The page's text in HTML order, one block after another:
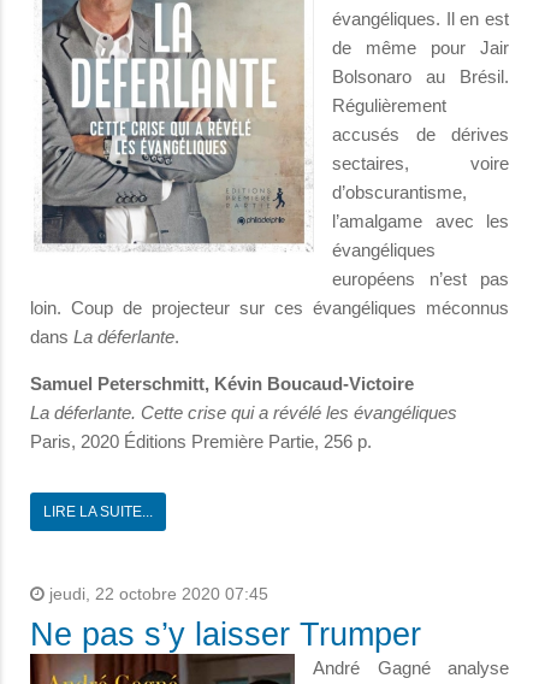
évangéliques. Il en est
de même pour Jair
Bolsonaro au Brésil.
Régulièrement
accusés de dérives
sectaires, voire
d’obscurantisme,
l’amalgame avec les
évangéliques
européens n’est pas
loin. Coup de projecteur sur ces évangéliques méconnus
dans La déferlante.
Samuel Peterschmitt, Kévin Boucaud-Victoire
La déferlante. Cette crise qui a révélé les évangéliques
Paris, 2020 Éditions Première Partie, 256 p.
LIRE LA SUITE...
jeudi, 22 octobre 2020 07:45
Ne pas s’y laisser Trumper
André Gagné analyse